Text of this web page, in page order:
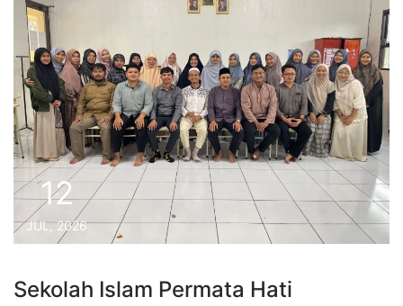
12
JUL, 2026
Sekolah Islam Permata Hati